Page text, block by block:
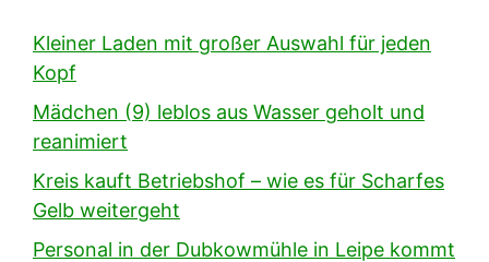
Kleiner Laden mit großer Auswahl für jeden
Kopf
Mädchen (9) leblos aus Wasser geholt und
reanimiert
Kreis kauft Betriebshof – wie es für Scharfes
Gelb weitergeht
Personal in der Dubkowmühle in Leipe kommt